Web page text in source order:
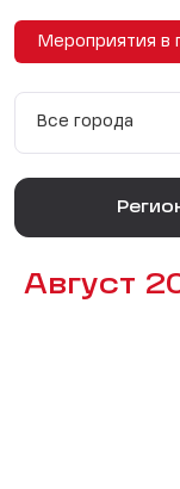
Мероприятия в
Все города
Август